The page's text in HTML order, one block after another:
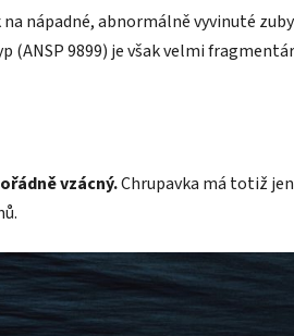
nápadné, abnormálně vyvinuté
(ANSP 9899) je však velmi
vzácný.Chrupavka má totiž